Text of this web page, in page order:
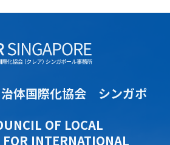
体国際化協会 シンガポ
OF LOCAL
INTERNATIONAL